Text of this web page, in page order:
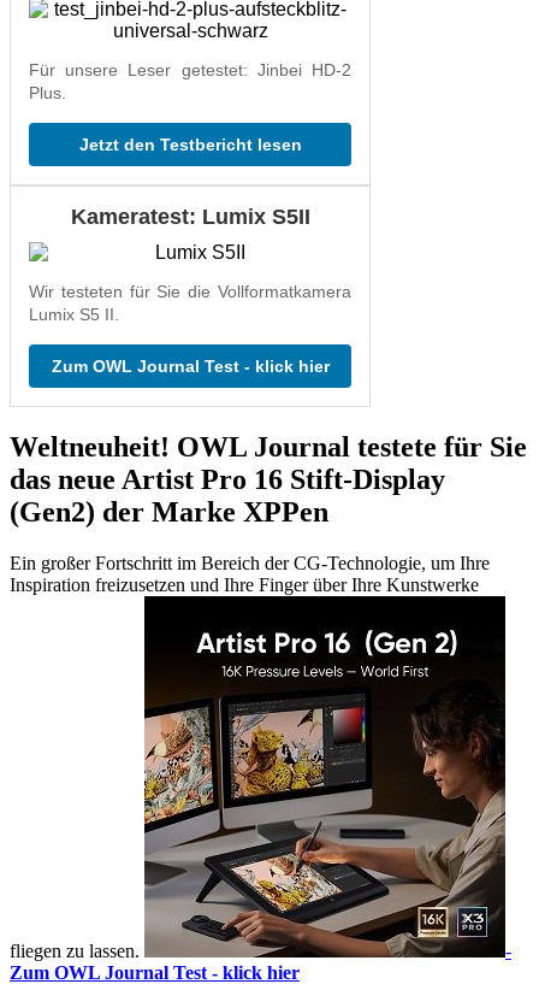
Für unsere Leser getestet: Jinbei HD-2
Plus.
Jetzt den Testbericht lesen
Kameratest: Lumix S5II
Wir testeten für Sie die Vollformatkamera
Lumix S5 II.
Zum OWL Journal Test - klick hier
Weltneuheit! OWL Journal testete für Sie
das neue Artist Pro 16 Stift-Display
(Gen2) der Marke XPPen
Ein großer Fortschritt im Bereich der CG-Technologie, um Ihre
Inspiration freizusetzen und Ihre Finger über Ihre Kunstwerke
fliegen zu lassen.
-
Zum OWL Journal Test - klick hier